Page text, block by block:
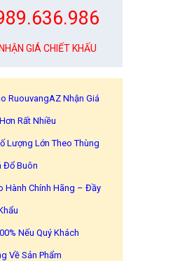
GIÁ CHIẾT KHẤU
RuouvangAZ Nhận Giá
Rất Nhiều
Lượng Lớn Theo Thùng
Đổ Buôn
Hành Chính Hãng – Đầy
Nếu Quý Khách
Về Sản Phẩm